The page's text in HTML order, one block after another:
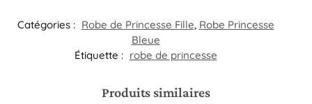
Catégories : Robe de Princesse Fille, Robe Princesse
Bleue
Étiquette : robe de princesse
Produits similaires